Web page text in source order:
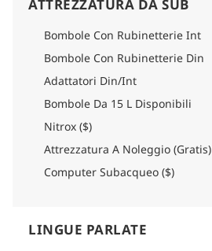
ATTREZZATURA DA SUB
Bombole Con Rubinetterie Int
Bombole Con Rubinetterie Din
Adattatori Din/Int
Bombole Da 15 L Disponibili
Nitrox ($)
Attrezzatura A Noleggio (Gratis)
Computer Subacqueo ($)
LINGUE PARLATE